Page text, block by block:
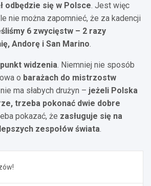
odbędzie się w Polsce. Jest więc
nie można zapomnieć, że za kadencji
6 zwycięstw – 2 razy
Andorę i San Marino.
punkt widzenia. Niemniej nie sposób
o barażach do mistrzostw
ma słabych drużyn – jeżeli Polska
trzeba pokonać dwie dobre
pokazać, że zasługuje się na
zespołów świata.